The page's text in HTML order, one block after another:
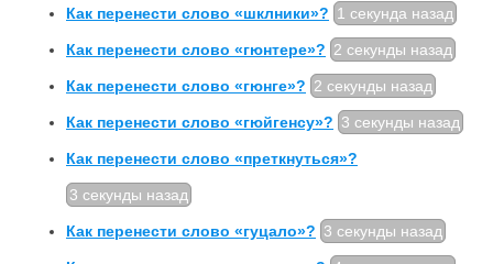
Как перенести слово «шклники»? 1 секунда назад
Как перенести слово «гюнтере»? 2 секунды назад
Как перенести слово «гюнге»? 2 секунды назад
Как перенести слово «гюйгенсу»? 3 секунды назад
Как перенести слово «преткнуться»?
3 секунды назад
Как перенести слово «гуцало»? 3 секунды назад